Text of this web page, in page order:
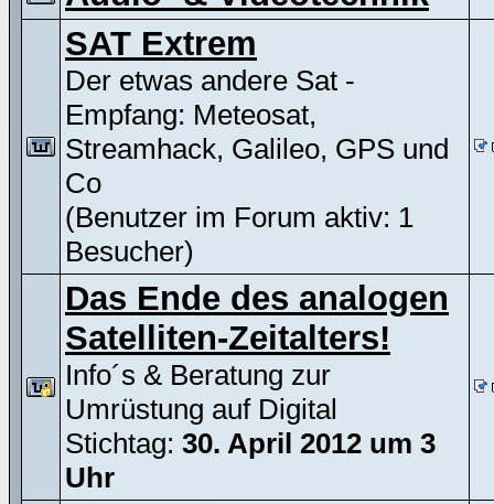
SAT Extrem
Der etwas andere Sat -
Empfang: Meteosat,
Streamhack, Galileo, GPS und
Co
(Benutzer im Forum aktiv: 1
Besucher)
Das Ende des analogen
Satelliten-Zeitalters!
Info´s & Beratung zur
Umrüstung auf Digital
Stichtag: 30. April 2012 um 3
Uhr